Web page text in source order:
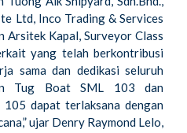
Ltd, Inco Trading & Services
Arsitek Kapal, Surveyor Class
yang telah berkontribusi
sama dan dedikasi seluruh
Tug Boat SML 103 dan
dapat terlaksana dengan
ujar Denry Raymond Lelo,